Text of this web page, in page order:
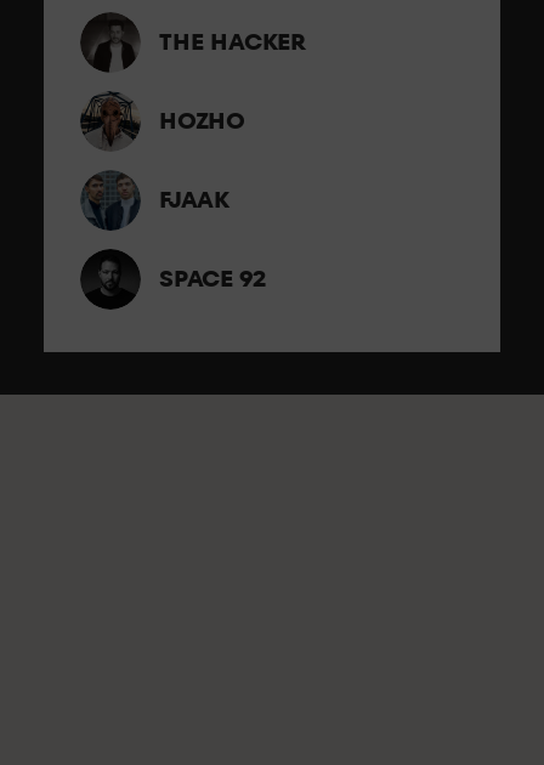
THE HACKER
HOZHO
FJAAK
SPACE 92